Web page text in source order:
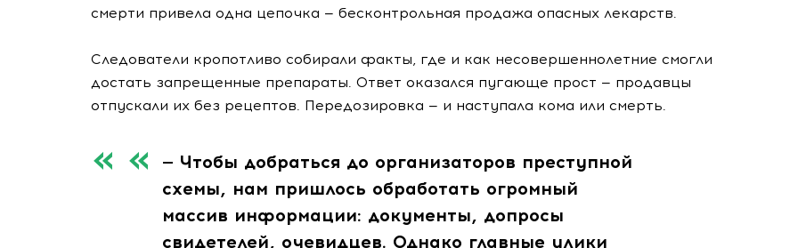
смерти привела одна цепочка — бесконтрольная продажа опасных лекарств.
Следователи кропотливо собирали факты, где и как несовершеннолетние смогли
достать запрещенные препараты. Ответ оказался пугающе прост — продавцы
отпускали их без рецептов. Передозировка — и наступала кома или смерть.
— Чтобы добраться до организаторов преступной
схемы, нам пришлось обработать огромный
массив информации: документы, допросы
свидетелей, очевидцев. Однако главные улики